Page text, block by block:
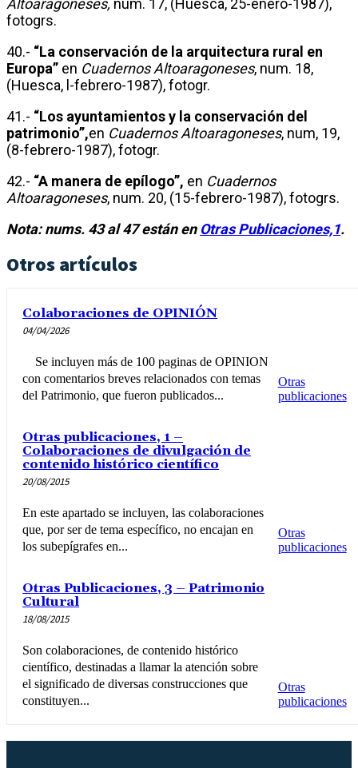
fotogrs.
40.- “La conservación de la arquitectura rural en
Europa” en Cuadernos Altoaragoneses, num. 18,
(Huesca, l-febrero-1987), fotogr.
41.- “Los ayuntamientos y la conservación del
patrimonio”,en Cuadernos Altoaragoneses, num, 19,
(8-febrero-1987), fotogr.
42.- “A manera de epílogo”, en Cuadernos
Altoaragoneses, num. 20, (15-febrero-1987), fotogrs.
Nota: nums. 43 al 47 están en Otras Publicaciones,1.
Otros artículos
Otras
publicaciones
Colaboraciones de OPINIÓN
04/04/2026
con comentarios breves relacionados con temas
del Patrimonio, que fueron publicados...
Otras
publicaciones
Otras publicaciones, 1 –
Colaboraciones de divulgación de
contenido histórico científico
20/08/2015
En este apartado se incluyen, las colaboraciones
que, por ser de tema específico, no encajan en
los subepígrafes en...
Otras
publicaciones
Otras Publicaciones, 3 – Patrimonio
Cultural
18/08/2015
Son colaboraciones, de contenido histórico
científico, destinadas a llamar la atención sobre
el significado de diversas construcciones que
constituyen...